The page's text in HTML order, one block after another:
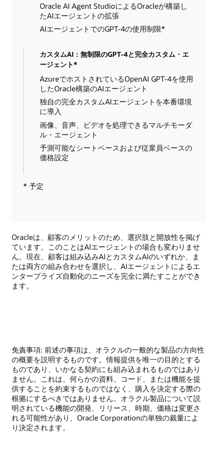
Oracle AI Agent StudioによるOracleが構築し
たAIエージェントの拡張
AIエージェントでのGPT-4の使用制限*
カスタムAI：無制限のGPT-4と完全カスタム・エ
ージェント*
AzureでホストされているOpenAI GPT-4を使用
したOracle構築のAIエージェント
独自の完全カスタムAIエージェントを本番環境
に導入
画像、音声、ビデオを処理できるマルチモーダ
ル・エージェント
予測可能なシートベースおよび従業員ベースの
価格設定
* 予定
Oracleは、顧客のメリットのため、選択肢と開放性を掲げ
ています。このことはAIエージェントの場合も変わりませ
ん。現在、顧客は組み込みAIとカスタムAIのいずれか、ま
たは両方の組み合わせを選択し、AIエージェントによるエ
ンタープライズ自動化のニーズを完全に満たすことができ
ます。
免責事項: 前述の事項は、オラクルの一般的な製品の方向性
の概要を説明するものです。情報提供を唯一の目的とする
ものであり、いかなる契約にも組み込まれるものではあり
ません。これは、何らかの資料、コード、または機能を提
供することを約束するものではなく、購入を決定する際の
根拠にするべきではありません。オラクル製品について説
明されている機能の開発、リリース、時期、価格は変更さ
れる可能性があり、Oracle Corporationの単独の裁量によ
り決定されます。